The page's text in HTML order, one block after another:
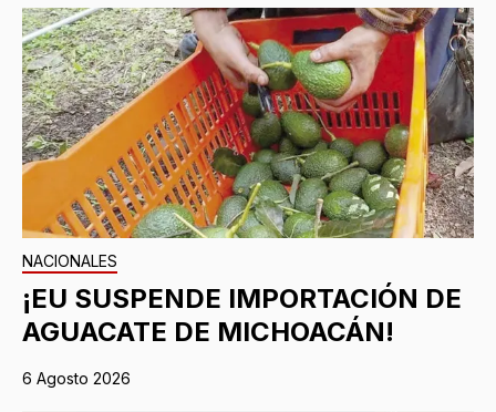
NACIONALES
¡EU SUSPENDE IMPORTACIÓN DE
AGUACATE DE MICHOACÁN!
6 Agosto 2026